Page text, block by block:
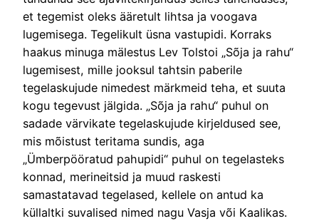
et tegemist oleks ääretult lihtsa ja voogava
lugemisega. Tegelikult üsna vastupidi. Korraks
haakus minuga mälestus Lev Tolstoi „Sõja ja rahu“
lugemisest, mille jooksul tahtsin paberile
tegelaskujude nimedest märkmeid teha, et suuta
kogu tegevust jälgida. „Sõja ja rahu“ puhul on
sadade värvikate tegelaskujude kirjeldused see,
mis mõistust teritama sundis, aga
„Ümberpööratud pahupidi“ puhul on tegelasteks
konnad, merineitsid ja muud raskesti
samastatavad tegelased, kellele on antud ka
küllaltki suvalised nimed nagu Vasja või Kaalikas.